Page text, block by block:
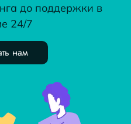
до поддержки в
24/7
нам